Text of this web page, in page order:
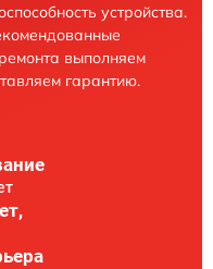
устройства.
выполняем
гарантию.